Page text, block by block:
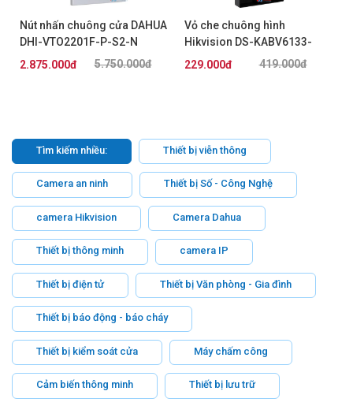
Nút nhấn chuông cửa DAHUA
DHI-VTO2201F-P-S2-N
5.750.000đ
2.875.000đ
Vỏ che chuông hình
Hikvision DS-KABV6133-
G/Surface
419.000đ
229.000đ
Tìm kiếm nhiều: Thiết bị viễn thông
Camera an ninh Thiết bị Số - Công Nghệ
camera Hikvision Camera Dahua
Thiết bị thông minh camera IP
Thiết bị điện tử Thiết bị Văn phòng - Gia đình
Thiết bị báo động - báo cháy
Thiết bị kiểm soát cửa Máy chấm công
Cảm biến thông minh Thiết bị lưu trữ